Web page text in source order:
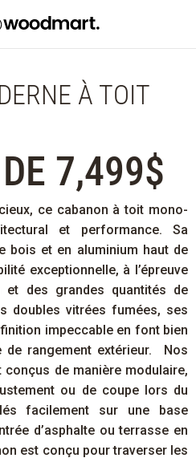
À TOIT
7,499$
ce cabanon à toit mono-
et performance. Sa
bois et en aluminium haut de
exceptionnelle, à l’épreuve
et des grandes quantités de
doubles vitrées fumées, ses
impeccable en font bien
de rangement extérieur.
Nos
conçus de manière modulaire,
ou de coupe lors du
facilement sur une base
d’asphalte ou terrasse en
est conçu pour traverser les